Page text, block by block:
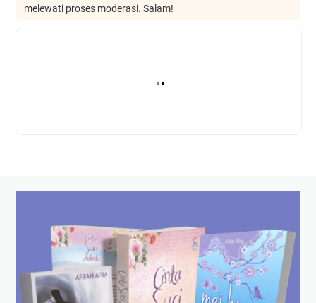
melewati proses moderasi. Salam!